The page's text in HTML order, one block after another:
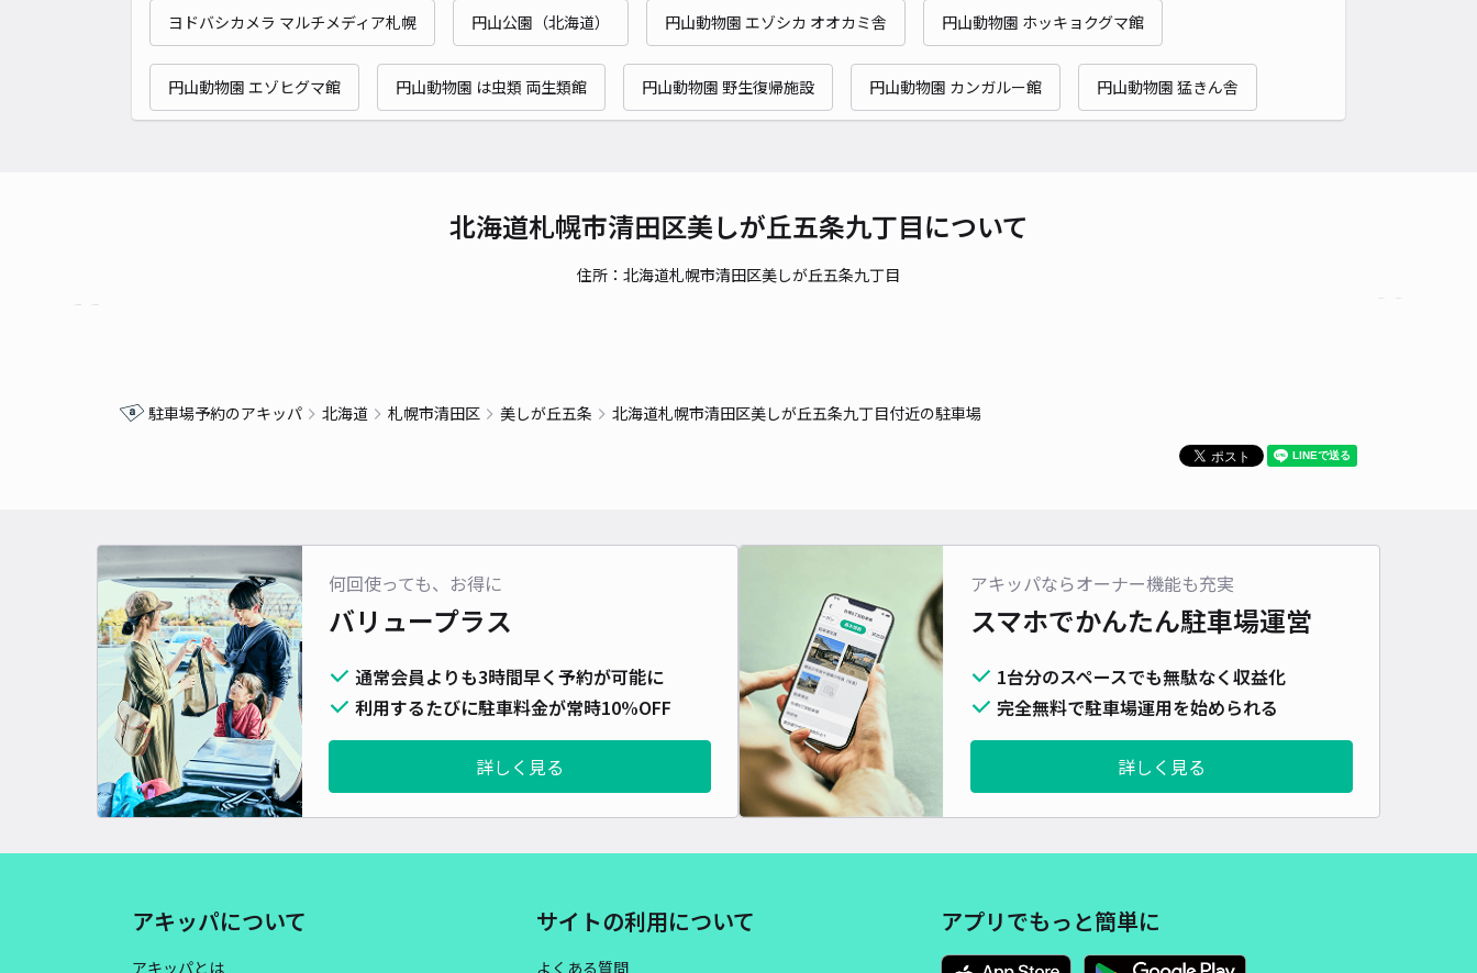
ヨドバシカメラ マルチメディア札幌 円山公園（北海道） 円山動物園 エゾシカ オオカミ舎 円山動物園 ホッキョクグマ館
円山動物園 エゾヒグマ館 円山動物園 は虫類 両生類館 円山動物園 野生復帰施設 円山動物園 カンガルー館 円山動物園 猛きん舎
北海道札幌市清田区美しが丘五条九丁目について
住所：北海道札幌市清田区美しが丘五条九丁目
駐車場予約のアキッパ 北海道 札幌市清田区 美しが丘五条 北海道札幌市清田区美しが丘五条九丁目付近の駐車場
何回使っても、お得に
バリュープラス
通常会員よりも3時間早く予約が可能に
利用するたびに駐車料金が常時10%OFF
詳しく見る
アキッパならオーナー機能も充実
スマホでかんたん駐車場運営
1台分のスペースでも無駄なく収益化
完全無料で駐車場運用を始められる
詳しく見る
アキッパについて
アキッパとは
サイトの利用について
よくある質問
アプリでもっと簡単に